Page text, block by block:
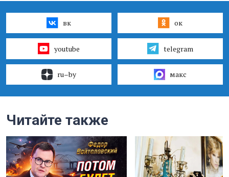
вк ок
youtube telegram
ru–by макс
Читайте также